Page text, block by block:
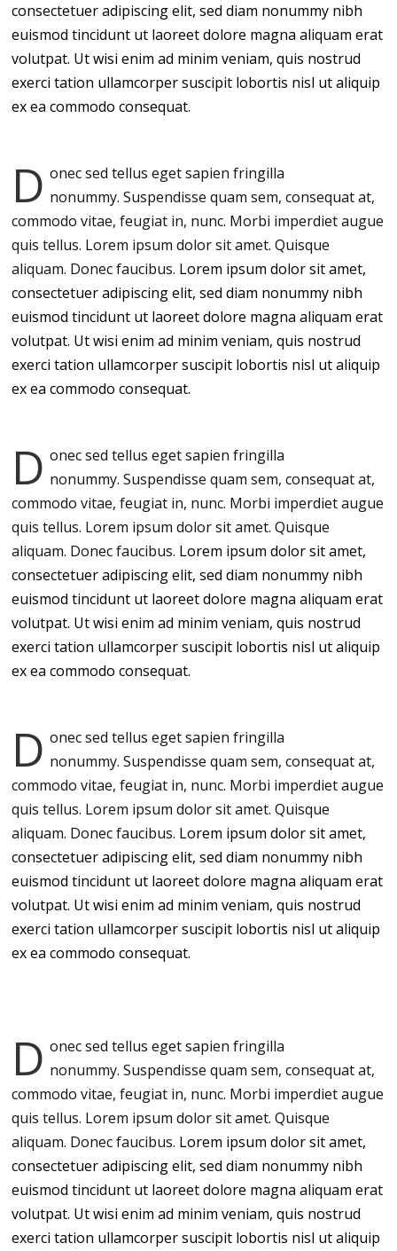
consectetuer adipiscing elit, sed diam nonummy nibh
euismod tincidunt ut laoreet dolore magna aliquam erat
volutpat. Ut wisi enim ad minim veniam, quis nostrud
exerci tation ullamcorper suscipit lobortis nisl ut aliquip
ex ea commodo consequat.
D onec sed tellus eget sapien fringilla
nonummy.Suspendisse quam sem, consequat at,
commodo vitae, feugiat in, nunc. Morbi imperdiet augue
quis tellus. Lorem ipsum dolor sit amet. Quisque
aliquam. Donec faucibus. Lorem ipsum dolor sit amet,
consectetuer adipiscing elit, sed diam nonummy nibh
euismod tincidunt ut laoreet dolore magna aliquam erat
volutpat. Ut wisi enim ad minim veniam, quis nostrud
exerci tation ullamcorper suscipit lobortis nisl ut aliquip
ex ea commodo consequat.
D onec sed tellus eget sapien fringilla
nonummy.Suspendisse quam sem, consequat at,
commodo vitae, feugiat in, nunc. Morbi imperdiet augue
quis tellus. Lorem ipsum dolor sit amet. Quisque
aliquam. Donec faucibus. Lorem ipsum dolor sit amet,
consectetuer adipiscing elit, sed diam nonummy nibh
euismod tincidunt ut laoreet dolore magna aliquam erat
volutpat. Ut wisi enim ad minim veniam, quis nostrud
exerci tation ullamcorper suscipit lobortis nisl ut aliquip
ex ea commodo consequat.
D onec sed tellus eget sapien fringilla
nonummy.Suspendisse quam sem, consequat at,
commodo vitae, feugiat in, nunc. Morbi imperdiet augue
quis tellus. Lorem ipsum dolor sit amet. Quisque
aliquam. Donec faucibus. Lorem ipsum dolor sit amet,
consectetuer adipiscing elit, sed diam nonummy nibh
euismod tincidunt ut laoreet dolore magna aliquam erat
volutpat. Ut wisi enim ad minim veniam, quis nostrud
exerci tation ullamcorper suscipit lobortis nisl ut aliquip
ex ea commodo consequat.
D onec sed tellus eget sapien fringilla
nonummy.Suspendisse quam sem, consequat at,
commodo vitae, feugiat in, nunc. Morbi imperdiet augue
quis tellus. Lorem ipsum dolor sit amet. Quisque
aliquam. Donec faucibus. Lorem ipsum dolor sit amet,
consectetuer adipiscing elit, sed diam nonummy nibh
euismod tincidunt ut laoreet dolore magna aliquam erat
volutpat. Ut wisi enim ad minim veniam, quis nostrud
exerci tation ullamcorper suscipit lobortis nisl ut aliquip